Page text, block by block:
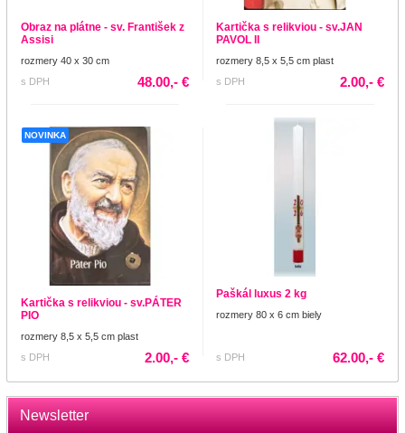
Newsletter
Obraz na plátne - sv. František z
Assisi
rozmery 40 x 30 cm
s DPH
48.00,- €
Kartička s relikviou - sv.JAN
PAVOL II
rozmery 8,5 x 5,5 cm plast
s DPH
2.00,- €
NOVINKA
Kartička s relikviou - sv.PÁTER
PIO
rozmery 8,5 x 5,5 cm plast
s DPH
2.00,- €
Paškál luxus 2 kg
rozmery 80 x 6 cm biely
s DPH 62.00,- €